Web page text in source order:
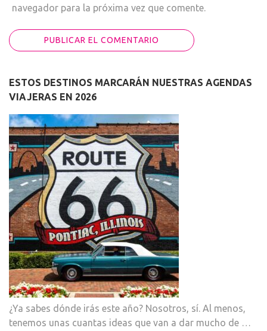
navegador para la próxima vez que comente.
ESTOS DESTINOS MARCARÁN NUESTRAS AGENDAS
VIAJERAS EN 2026
¿Ya sabes dónde irás este año? Nosotros, sí. Al menos,
tenemos unas cuantas ideas que van a dar mucho de …